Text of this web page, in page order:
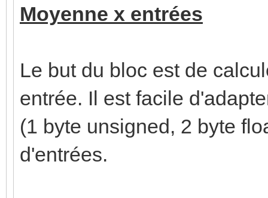
Moyenne x entrées
Le but du bloc est de
entrée. Il est facile
(1 byte unsigned, 2 byte
d'entrées.